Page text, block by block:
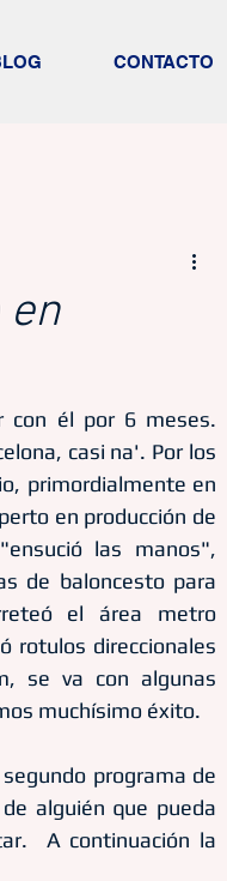
CONTACTO
con él por 6 meses.
casi na'. Por los
primordialmente en
en producción de
las manos",
de baloncesto para
el área metro
rotulos direccionales
se va con algunas
muchísimo éxito.
programa de
alguién que pueda
A continuación la